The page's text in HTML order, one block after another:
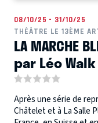
08/10/25 - 31/10/25
THÉÂTRE LE 13ÈME
LA MARCHE
par Léo Walk
Après une série de
Châtelet et à La Salle